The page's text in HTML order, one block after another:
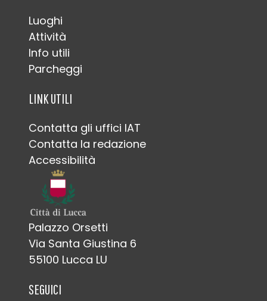
Luoghi
Attività
Info utili
Parcheggi
LINK UTILI
Contatta gli uffici IAT
Contatta la redazione
Accessibilità
Palazzo Orsetti
Via Santa Giustina 6
55100 Lucca LU
SEGUICI